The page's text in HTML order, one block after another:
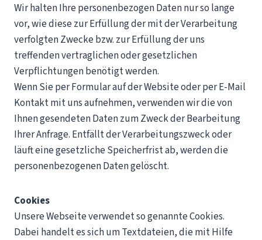
Wir halten Ihre personenbezogen Daten nur so lange
vor, wie diese zur Erfüllung der mit der Verarbeitung
verfolgten Zwecke bzw. zur Erfüllung der uns
treffenden vertraglichen oder gesetzlichen
Verpflichtungen benötigt werden.
Wenn Sie per Formular auf der Website oder per E-Mail
Kontakt mit uns aufnehmen, verwenden wir die von
Ihnen gesendeten Daten zum Zweck der Bearbeitung
Ihrer Anfrage. Entfällt der Verarbeitungszweck oder
läuft eine gesetzliche Speicherfrist ab, werden die
personenbezogenen Daten gelöscht.
Cookies
Unsere Webseite verwendet so genannte Cookies.
Dabei handelt es sich um Textdateien, die mit Hilfe